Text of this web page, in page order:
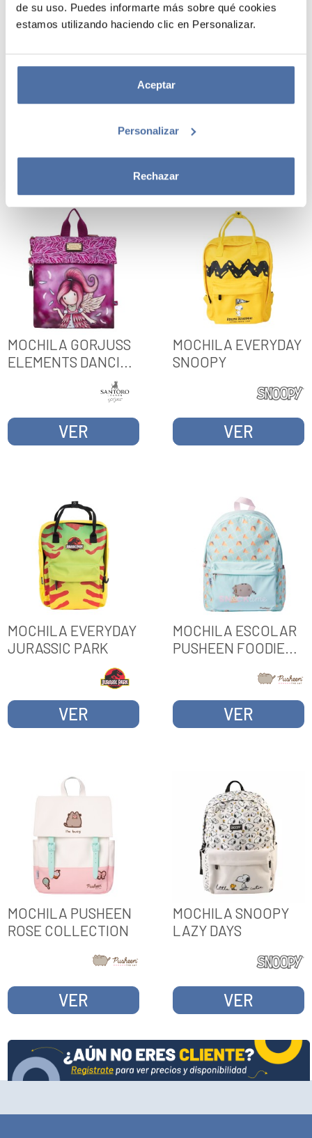
de su uso. Puedes informarte más sobre qué cookies
estamos utilizando haciendo clic en Personalizar.
Aceptar
Personalizar
Rechazar
MOCHILA GORJUSS
MOCHILA GORJUSS
ELEMENTS FIRE IN
MOCHILA GORJUSS
ELEMENTS DANCING
VER
MOCHILA EVERYDAY
SNOOPY
VER
MOCHILA EVERYDAY
JURASSIC PARK
VER
MOCHILA ESCOLAR
PUSHEEN FOODIE
VER
MOCHILA PUSHEEN
ROSE COLLECTION
VER
MOCHILA SNOOPY
LAZY DAYS
VER